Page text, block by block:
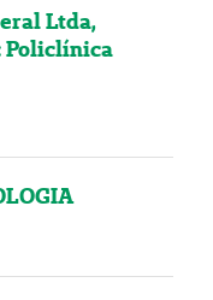
Ltda,
Policlínica